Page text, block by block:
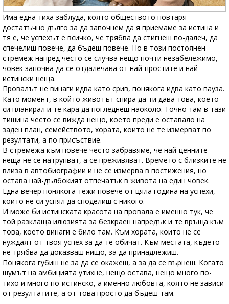
Има една тиха заблуда, която обществото повтаря
достатъчно дълго за да започнем да я приемаме за истина и
тя е, че успехът е всичко, че трябва да стигнеш по-далеч, да
спечелиш повече, да бъдеш повече. Но в този постоянен
стремеж напред често се случва нещо почти незабележимо,
човек започва да се отдалечава от най-простите и най-
истински неща.
Провалът не винаги идва като срив, понякога идва като пауза.
Като момент, в който животът спира да ти дава това, което
си планирал и те кара да погледнеш наоколо. Точно там в тази
тишина често се вижда нещо, което преди е оставало на
заден план, семейството, хората, които не те измерват по
резултати, а по присъствие.
В стремежа към повече често забравяме, че най-ценните
неща не се натрупват, а се преживяват. Времето с близките не
влиза в автобиографии и не се измерва в постижения, но
остава най-дълбокият отпечатък в живота на един човек.
Една вечер понякога тежи повече от цяла година на успехи,
които не си успял да споделиш с никого.
И може би истинската красота на провала е именно тук, че
той разклаща илюзията за безкраен напредък и те връща към
това, което винаги е било там. Към хората, които не се
нуждаят от твоя успех за да те обичат. Към местата, където
не трябва да доказваш нищо, за да принадлежиш.
Понякога губиш не за да се окажеш, а за да се върнеш. Когато
шумът на амбицията утихне, нещо остава, нещо много по-
тихо и много по-истинско, а именно любовта, която не зависи
от резултатите, а от това просто да бъдеш там.